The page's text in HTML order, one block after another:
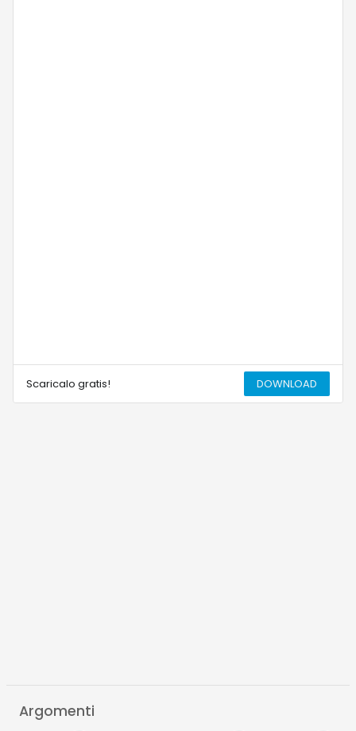
Scaricalo gratis! DOWNLOAD
Argomenti